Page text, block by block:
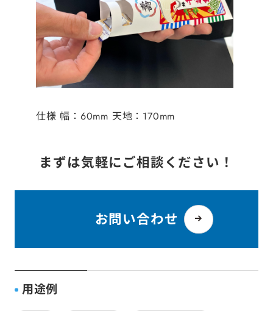
仕様 幅：60mm 天地：170mm
まずは気軽にご相談ください！
お問い合わせ
用途例